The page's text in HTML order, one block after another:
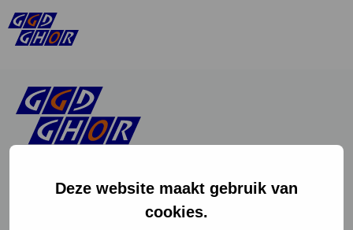
Deze website maakt gebruik van
cookies.
Instagram